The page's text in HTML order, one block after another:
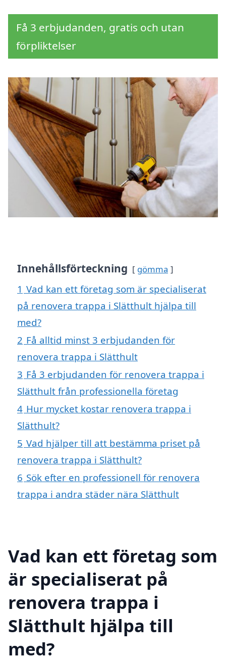
Få 3 erbjudanden, gratis och utan
förpliktelser
Innehållsförteckning gömma
1 Vad kan ett företag som är specialiserat
på renovera trappa i Slätthult hjälpa till
med?
2 Få alltid minst 3 erbjudanden för
renovera trappa i Slätthult
3 Få 3 erbjudanden för renovera trappa i
Slätthult från professionella företag
4 Hur mycket kostar renovera trappa i
Slätthult?
5 Vad hjälper till att bestämma priset på
renovera trappa i Slätthult?
6 Sök efter en professionell för renovera
trappa i andra städer nära Slätthult
Vad kan ett företag som
är specialiserat på
renovera trappa i
Slätthult hjälpa till
med?